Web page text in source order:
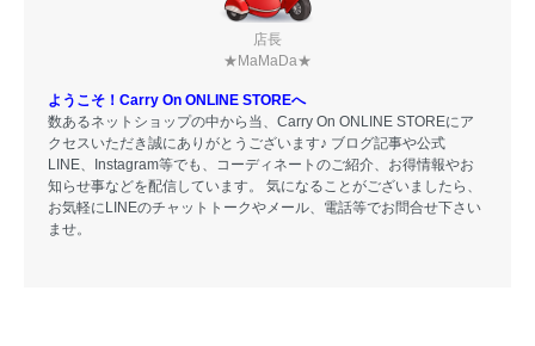
店長
★MaMaDa★
ようこそ！Carry On ONLINE STOREへ
数あるネットショップの中から当、Carry On ONLINE STOREにア
クセスいただき誠にありがとうございます♪ ブログ記事や公式
LINE、Instagram等でも、コーディネートのご紹介、お得情報やお
知らせ事などを配信しています。 気になることがございましたら、
お気軽にLINEのチャットトークやメール、電話等でお問合せ下さい
ませ。